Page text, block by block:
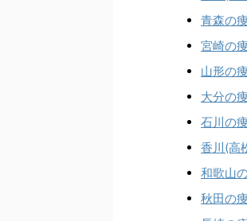
青森の
宮崎の
山形の
大分の
石川の
香川(高
和歌山
秋田の